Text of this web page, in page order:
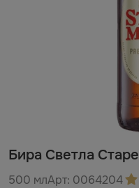
Бира Светла
500 млАрт: 0064204